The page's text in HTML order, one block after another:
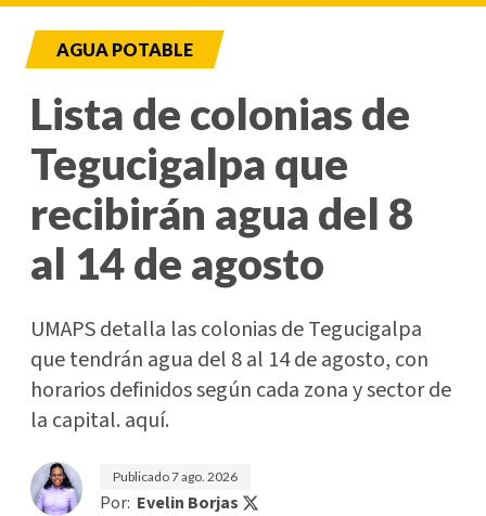
AGUA POTABLE
Lista de colonias de
Tegucigalpa que
recibirán agua del 8
al 14 de agosto
UMAPS detalla las colonias de Tegucigalpa
que tendrán agua del 8 al 14 de agosto, con
horarios definidos según cada zona y sector de
la capital. aquí.
Publicado7 ago. 2026
Por: Evelin Borjas